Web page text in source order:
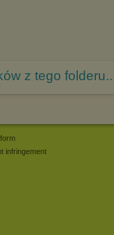
z tego
infringement